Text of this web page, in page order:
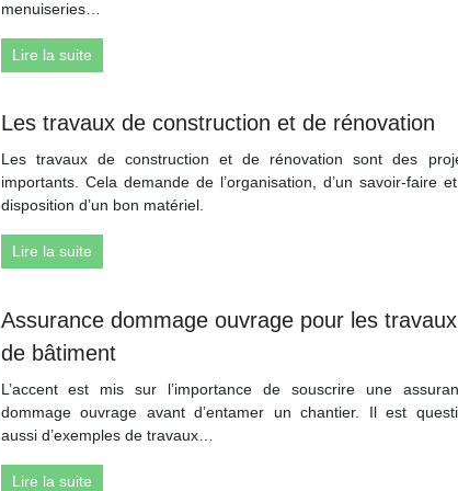
menuiseries…
Lire la suite
Les travaux de construction et de rénovation
Les travaux de construction et de rénovation sont des
importants. Cela demande de l’organisation, d’un savoir-faire
disposition d’un bon matériel.
Lire la suite
Assurance dommage ouvrage pour les travaux
de bâtiment
L’accent est mis sur l’importance de souscrire une
dommage ouvrage avant d’entamer un chantier. Il est
aussi d’exemples de travaux…
Lire la suite